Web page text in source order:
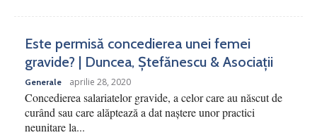
Este permisă concedierea unei femei
gravide? | Duncea, Ștefănescu & Asociații
Generale aprilie 28, 2020
Concedierea salariatelor gravide, a celor care au născut de
curând sau care alăptează a dat naștere unor practici
neunitare la...